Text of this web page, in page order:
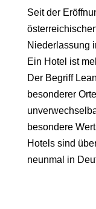
Seit der
Niederlassung
Ein Hotel ist
Der Begriff
besonderer
besondere
Hotelssind
neunmal in